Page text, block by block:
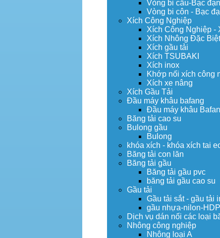
Vòng bi cầu-Bạc
Vòng bi côn - Bạc
Xích Công Nghiệp
Xích Công Nghiệp -
Xích Nhông Đặc Biệt
Xích gầu tải
Xích TSUBAKI
Xích inox
Khớp nối xích công
Xích xe nâng
Xích Gầu Tải
Đầu máy khâu bafang
Đầu máy khâu
Băng tải cao su
Bulong gầu
Bulong
khóa xích - khóa xích tai
Băng tải con lăn
Băng tải gầu
Băng tải gầu pvc
băng tải gầu cao su
Gầu tải
Gầu tải sắt - gầu tải
gầu nhựa-nilon-
Dịch vụ dán nối các loại
Nhông công nghiệp
Nhông loại A